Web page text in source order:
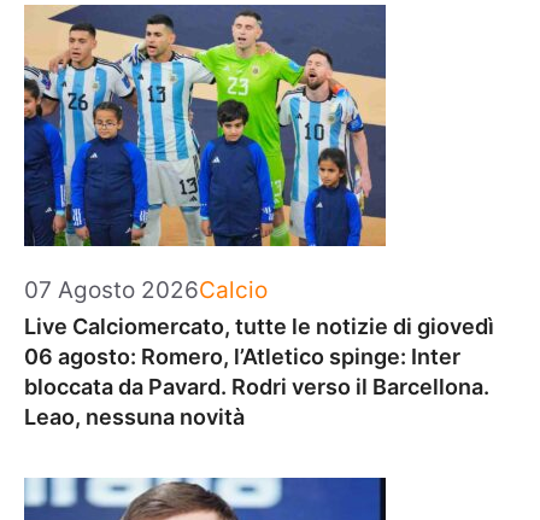
07 Agosto 2026Categorie
Calcio
Live Calciomercato, tutte le notizie di giovedì
06 agosto: Romero, l’Atletico spinge: Inter
bloccata da Pavard. Rodri verso il Barcellona.
Leao, nessuna novità